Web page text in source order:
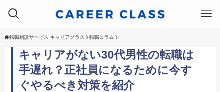
転職相談サービス キャリアクラス 転職コラム
キャリアがない30代男性の転職は
手遅れ？正社員になるために今す
ぐやるべき対策を紹介